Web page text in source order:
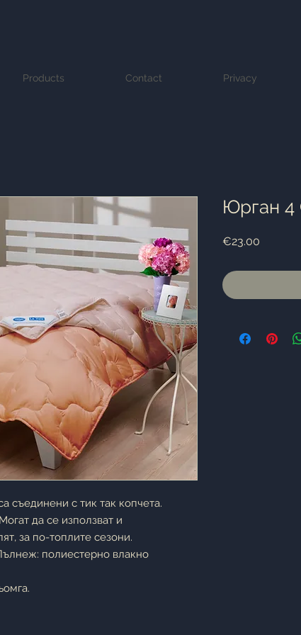
Products Contact Privacy
съединени с тик так копчета.
да се използват и
за по-топлите сезони.
полиестерно влакно
Юрган 4
€23.00